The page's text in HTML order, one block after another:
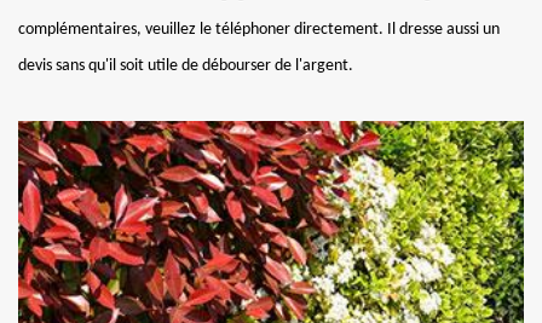
complémentaires, veuillez le téléphoner directement. Il dresse aussi un
devis sans qu'il soit utile de débourser de l'argent.